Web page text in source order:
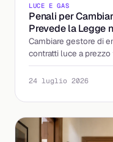
LUCE E GAS
Penali per
Prevede la Legge
Cambiare gestore di
contratti luce a
gas. Ecco le regole
24 luglio 2026